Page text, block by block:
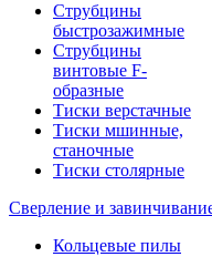
Струбцины
быстрозажимные
Струбцины
винтовые F-
образные
Тиски верстачные
Тиски мшинные,
станочные
Тиски столярные
Сверление и
Кольцевые пилы